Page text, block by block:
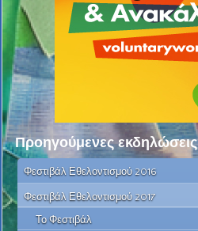
Προηγούμενες εκδηλώσεις
Φεστιβάλ Εθελοντισμού 2016
Φεστιβάλ Εθελοντισμού 2017
Το Φεστιβάλ